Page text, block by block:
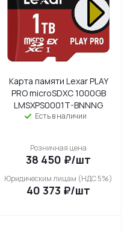
Карта памяти Lexar PLAY
PRO microSDXC 1000GB
LMSXPS0001T-BNNNG
Есть в наличии
Розничная цена
38 450 ₽/шт
Юридическим лицам (НДС 5%)
40 373 ₽/шт